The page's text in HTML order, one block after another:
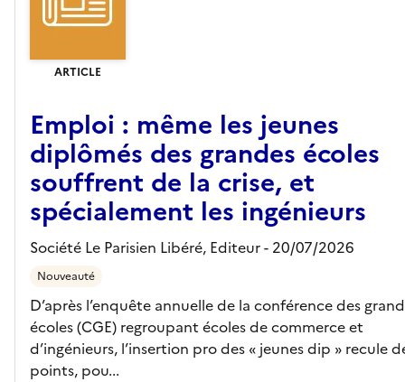
ARTICLE
Emploi : même les jeunes
diplômés des grandes écoles
souffrent de la crise, et
spécialement les ingénieurs
Société Le Parisien Libéré, Editeur- 20/07/2026
Nouveauté
D’après l’enquête annuelle de la conférence des
écoles (CGE) regroupant écoles de commerce et
d’ingénieurs, l’insertion pro des « jeunes dip » recule
points, pou...